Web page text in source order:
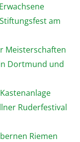
am
Meisterschaften
Dortmund und
Ruderfestival
Riemen